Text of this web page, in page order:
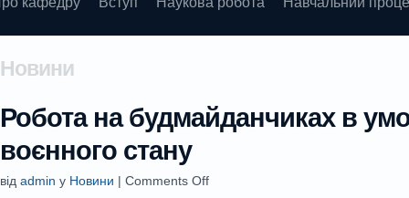
Новини
Робота на будмайданчиках в
воєнного стану
від admin у Новини | Comments Off